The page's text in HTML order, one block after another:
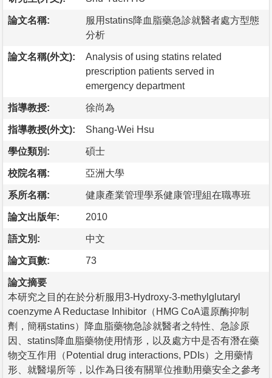
論文名稱:
服用statins降血脂藥急診就醫者處方型態
分析
論文名稱(外文):
Analysis of using statins related
prescription patients served in
emergency department
指導教授: 徐尚為
指導教授(外文): Shang-Wei Hsu
學位類別: 碩士
校院名稱: 亞洲大學
系所名稱: 健康產業管理學系健康管理組在職專班
論文出版年: 2010
語文別: 中文
論文頁數: 73
論文摘要
本研究之目的在於分析服用3-Hydroxy-3-methylglutaryl
coenzyme A Reductase Inhibitor（HMG CoA還原酶抑制
劑，簡稱statins）降血脂藥物急診就醫者之特性、急診原
因、statins降血脂藥物使用情形，以及處方中是否有潛在藥
物交互作用（Potential drug interactions, PDIs）之用藥情
形、就醫場所等，以作為日後有關單位推動用藥安全之參考